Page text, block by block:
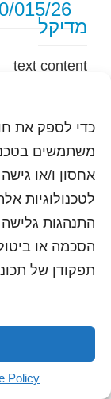
כדי לספק את
אחסון ו/או
לטכנולוגיות
התנהגות גלישה
הסכמה או
תפקודן של
Policy
מדיקל
text content